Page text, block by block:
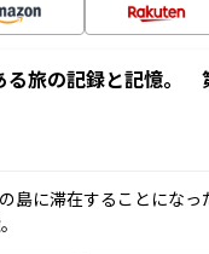
旅の記録と記憶。
島に滞在することにな